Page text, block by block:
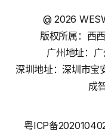
@2026
版权所属：西
广州地址：
深圳地址：深圳市宝
成
粤ICP备